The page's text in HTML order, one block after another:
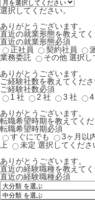
選択してください。
ありがとうございます。
直近の就業形態を教えてく
直近の就業形態必須
正社員
契約社員
業務委託
その他 選択し
ありがとうございます。
ご経験社数を教えてくださ
ご経験社数必須
1 社
2 社 3 社
ありがとうございます。
転職希望時期を教えてくだ
転職希望時期必須
すぐにでも
3ヶ月以
上
未定 選択してくださ
ありがとうございます。
直近の経験職種を教えてく
直近の経験職種必須